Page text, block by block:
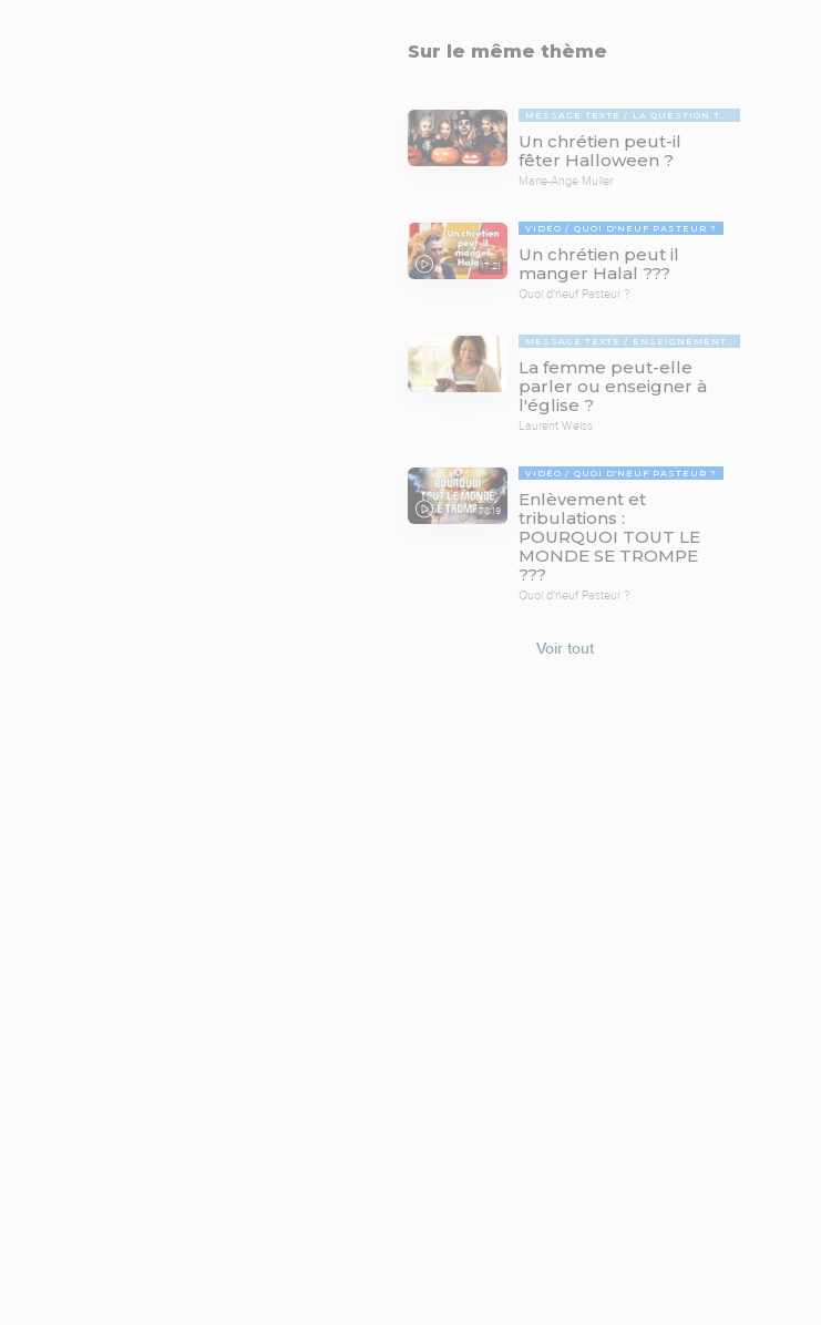
Sur le même thème
MESSAGE TEXTE LA QUESTION TABOUE
Un chrétien peut-il
fêter Halloween ?
Marie-Ange Muller
17:21
VIDÉO QUOI D'NEUF PASTEUR ?
Un chrétien peut il
manger Halal ???
Quoi d'neuf Pasteur ?
MESSAGE TEXTE ENSEIGNEMENTS BIBLIQUES
La femme peut-elle
parler ou enseigner à
l'église ?
Laurent Weiss
78:19
VIDÉO QUOI D'NEUF PASTEUR ?
Enlèvement et
tribulations :
POURQUOI TOUT LE
MONDE SE TROMPE
???
Quoi d'neuf Pasteur ?
Voir tout